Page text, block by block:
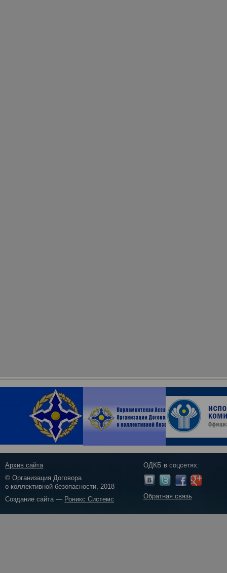
Архив сайта
© Организация Договора
о коллективной безопасности, 2018
Создание сайта — Роникс Системс
ОДКБ в соцсетях:
Обратная связь